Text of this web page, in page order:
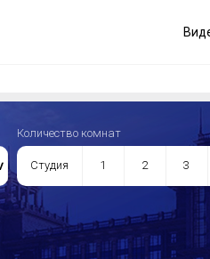
Количество комнат
Студия 1 2 3